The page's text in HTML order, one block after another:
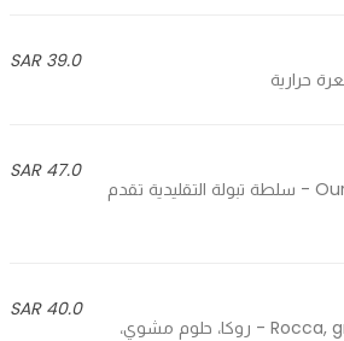
39.0 SAR
47.0 SAR
Our traditional tabbouleh salad served with shrimps, pineapple and pomegranate - سلطة تبولة التقليدية تقدم
40.0 SAR
Rocca, grilled halloumi, grilled eggplant, cherry tomato and our special balsamic sauce - روكا، حلوم مشوي،